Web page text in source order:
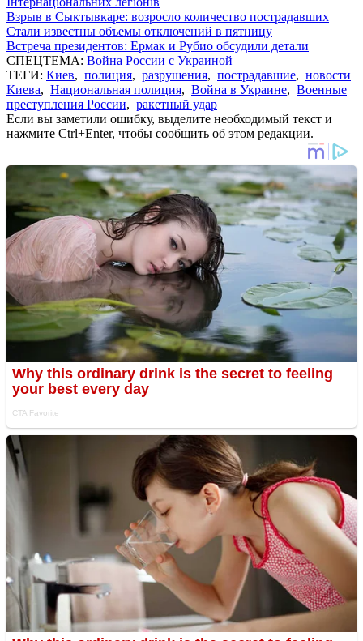
Взрыв в Сыктывкаре: возросло количество пострадавших
Стали известны объемы отключений в пятницу
Встреча президентов: Ермак и Рубио обсудили детали
СПЕЦТЕМА: Война России с Украиной
ТЕГИ: Киев, полиция, разрушения, пострадавшие, новости
Киева, Национальная полиция, Война в Украине, Военные
преступления России, ракетный удар
Если вы заметили ошибку, выделите необходимый текст и
нажмите Ctrl+Enter, чтобы сообщить об этом редакции.